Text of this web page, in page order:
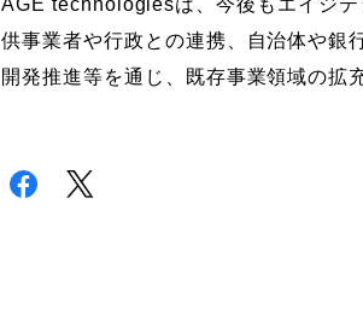
AGE technologiesは、今後もエイジ
供事業者や行政との連携、自治体や銀
開発推進等を通じ、既存事業領域の拡